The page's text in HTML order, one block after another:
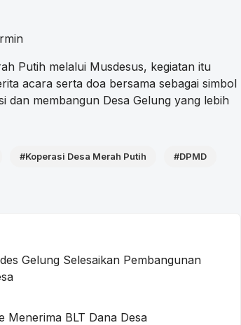
Putih melalui Musdesus, kegiatan itu
acara serta doa bersama sebagai simbol
dan membangun Desa Gelung yang lebih
#Koperasi Desa Merah Putih #DPMD
Gelung Selesaikan Pembangunan
Menerima BLT Dana Desa